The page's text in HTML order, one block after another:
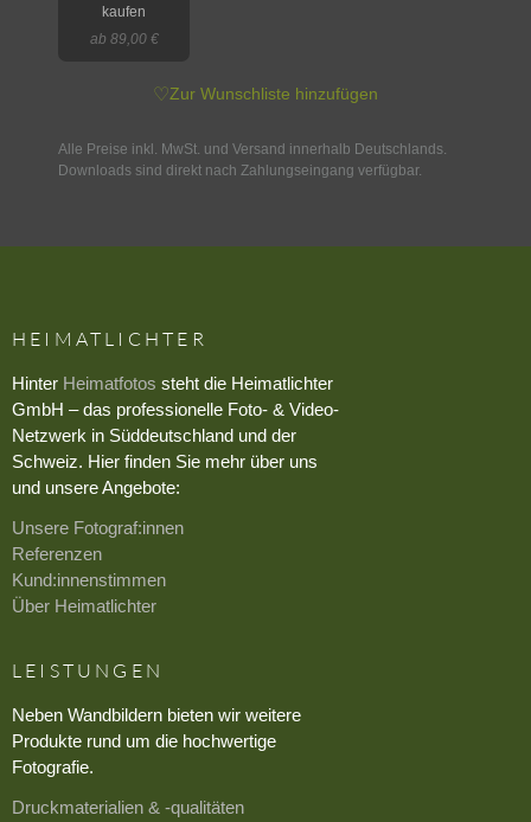
kaufen
ab 89,00 €
♡Zur Wunschliste hinzufügen
Alle Preise inkl. MwSt. und Versand innerhalb Deutschlands.
Downloads sind direkt nach Zahlungseingang verfügbar.
HEIMATLICHTER
Hinter Heimatfotos steht die Heimatlichter
GmbH – das professionelle Foto- & Video-
Netzwerk in Süddeutschland und der
Schweiz. Hier finden Sie mehr über uns
und unsere Angebote:
Unsere Fotograf:innen
Referenzen
Kund:innenstimmen
Über Heimatlichter
LEISTUNGEN
Neben Wandbildern bieten wir weitere
Produkte rund um die hochwertige
Fotografie.
Druckmaterialien & -qualitäten